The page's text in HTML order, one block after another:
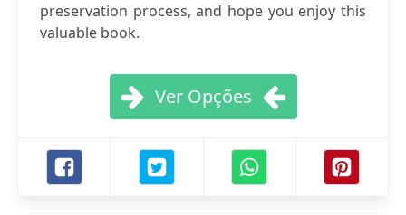
preservation process, and hope you enjoy this
valuable book.
Ver Opções